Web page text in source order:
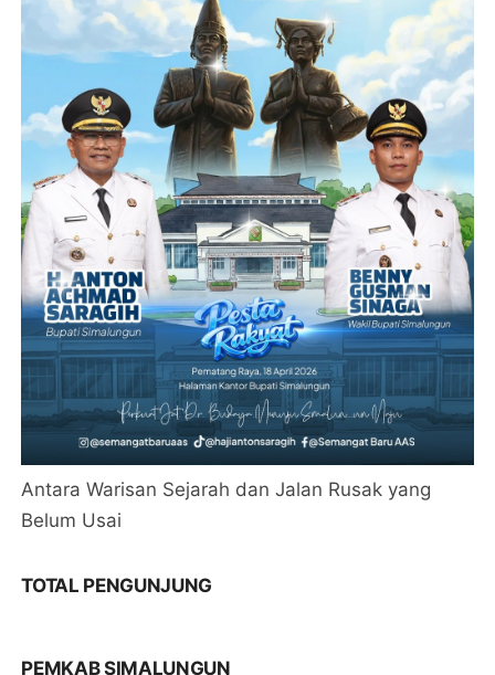
Antara Warisan Sejarah dan Jalan Rusak yang
Belum Usai
TOTAL PENGUNJUNG
PEMKAB SIMALUNGUN